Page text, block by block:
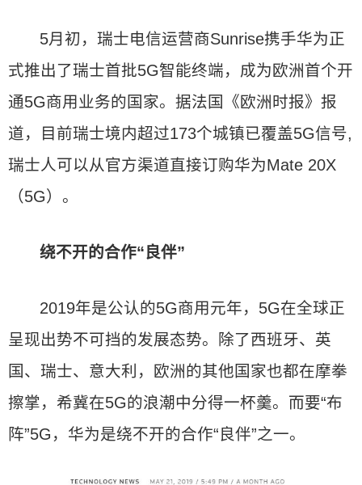
5月初，瑞士电信运营商Sunrise携手华为正
式推出了瑞士首批5G智能终端，成为欧洲首个开
通5G商用业务的国家。据法国《欧洲时报》报
道，目前瑞士境内超过173个城镇已覆盖5G信号,
瑞士人可以从官方渠道直接订购华为Mate 20X
（5G）。
绕不开的合作“良伴”
2019年是公认的5G商用元年，5G在全球正
呈现出势不可挡的发展态势。除了西班牙、英
国、瑞士、意大利，欧洲的其他国家也都在摩拳
擦掌，希冀在5G的浪潮中分得一杯羹。而要“布
阵”5G，华为是绕不开的合作“良伴”之一。